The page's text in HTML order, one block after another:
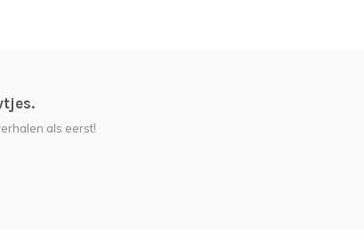
als eerst!